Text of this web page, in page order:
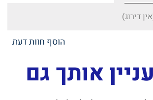
דירוג)
הוסף חוות דעת
אותך גם